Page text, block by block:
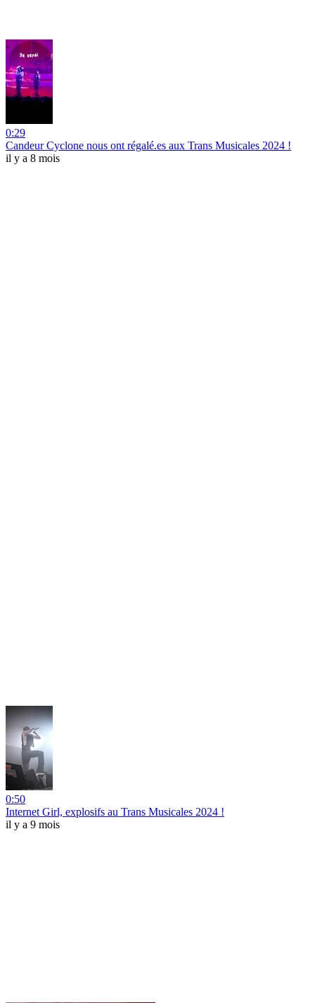
0:29
Candeur Cyclone nous ont régalé.es aux Trans Musicales 2024 !
il y a 8 mois
0:50
Internet Girl, explosifs au Trans Musicales 2024 !
il y a 9 mois